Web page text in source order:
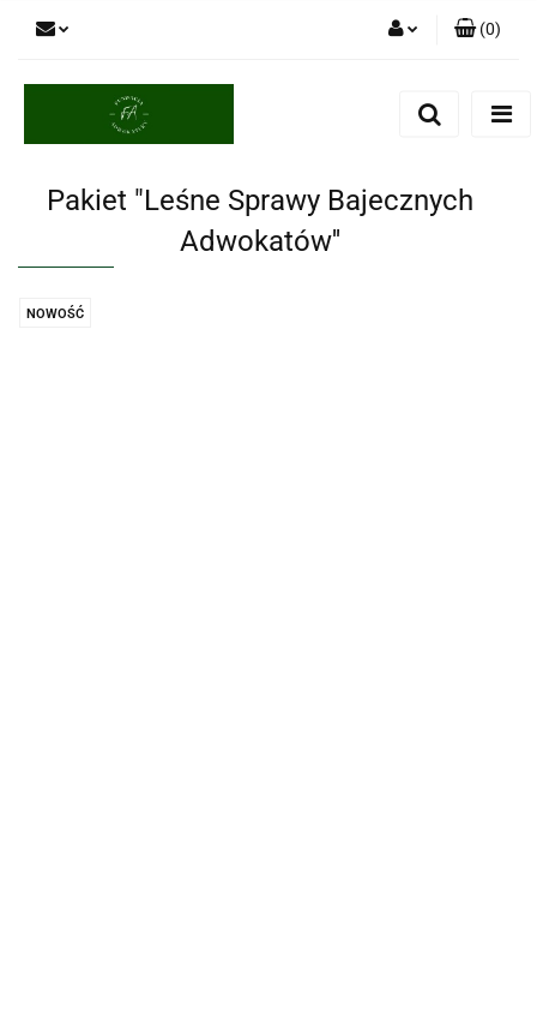
(0)
Pakiet "Leśne Sprawy Bajecznych
Adwokatów''
NOWOŚĆ